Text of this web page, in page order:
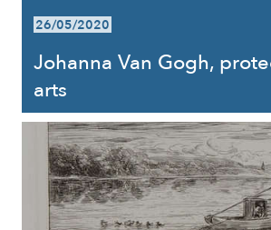
26/05/2020
Johanna Van Gogh,
arts